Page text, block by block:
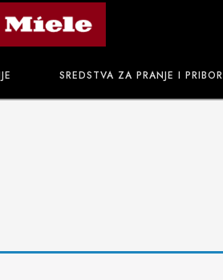
SREDSTVA ZA PRANJE I PRIBOR